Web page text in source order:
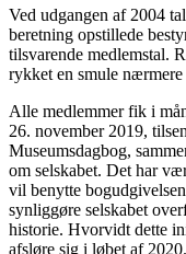
Ved udgangen af 2004
beretning opstillede
tilsvarende medlemstal.
rykket en smule nærmere
Alle medlemmer fik i
26. november 2019,
Museumsdagbog,
om selskabet. Det har
vil benytte
synliggøre selskabet
historie. Hvorvidt dette
afsløre sig i løbet af 2020.